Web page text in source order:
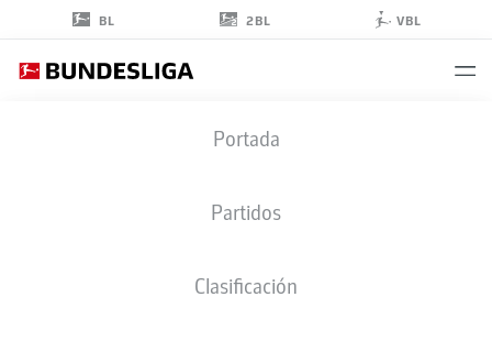
BL 2BL VBL
Portada
Partidos
Clasificación